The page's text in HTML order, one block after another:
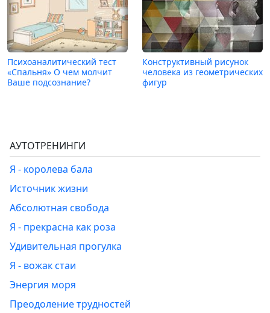
Психоаналитический тест
«Спальня» О чем молчит
Ваше подсознание?
Конструктивный рисунок
человека из геометрических
фигур
АУТОТРЕНИНГИ
Я - королева бала
Источник жизни
Абсолютная свобода
Я - прекрасна как роза
Удивительная прогулка
Я - вожак стаи
Энергия моря
Преодоление трудностей